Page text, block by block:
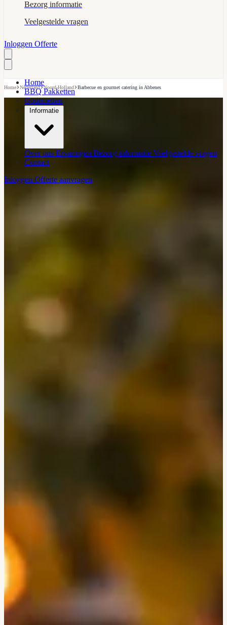
Bezorg informatie
Veelgestelde vragen
Inloggen Offerte
Home
BBQ Pakketten
Gourmetten
Informatie
Over ons Ervaringen Bezorg informatie Veelgestelde vragen
Contact
Inloggen Offerte aanvragen
Home›Nederland›Noord-Holland›Barbecue en gourmet catering in Abbenes